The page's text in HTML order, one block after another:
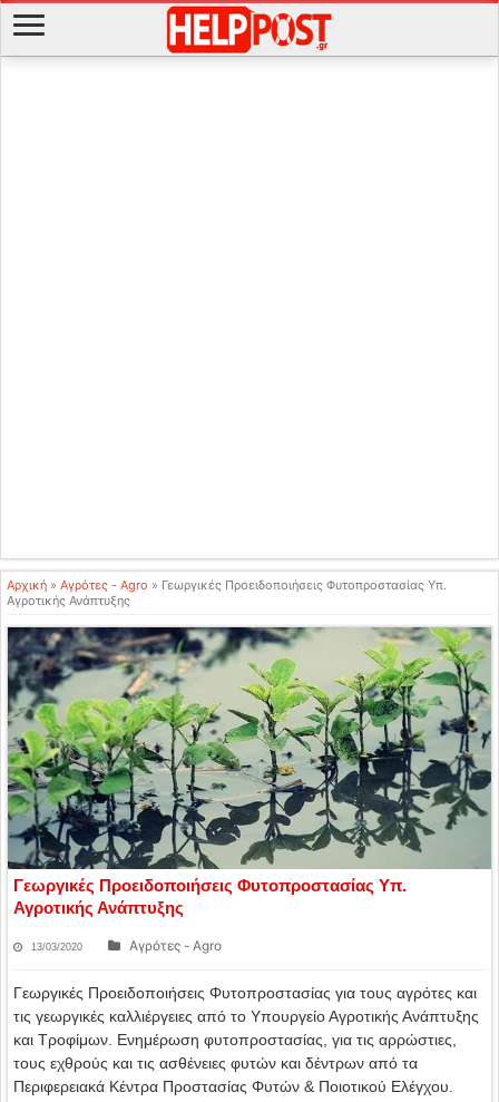
Αρχική » Αγρότες - Agro » Γεωργικές Προειδοποιήσεις Φυτοπροστασίας Υπ.
Αγροτικής Ανάπτυξης
Γεωργικές Προειδοποιήσεις Φυτοπροστασίας Υπ.
Αγροτικής Ανάπτυξης
13/03/2020 Αγρότες - Agro
Γεωργικές Προειδοποιήσεις Φυτοπροστασίας για τους αγρότες και
τις γεωργικές καλλιέργειες από το Υπουργείο Αγροτικής Ανάπτυξης
και Τροφίμων. Ενημέρωση φυτοπροστασίας, για τις αρρώστιες,
τους εχθρούς και τις ασθένειες φυτών και δέντρων από τα
Περιφερειακά Κέντρα Προστασίας Φυτών & Ποιοτικού Ελέγχου.